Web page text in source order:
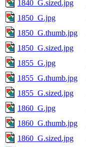
1840_G.sized.jpg
1850_G.jpg
1850_G.thumb.jpg
1850_G.sized.jpg
1855_G.jpg
1855_G.thumb.jpg
1855_G.sized.jpg
1860_G.jpg
1860_G.thumb.jpg
1860_G.sized.jpg